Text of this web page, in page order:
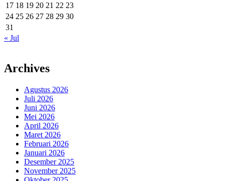
17 18 19 20 21 22 23
24 25 26 27 28 29 30
31
« Jul
Archives
Agustus 2026
Juli 2026
Juni 2026
Mei 2026
April 2026
Maret 2026
Februari 2026
Januari 2026
Desember 2025
November 2025